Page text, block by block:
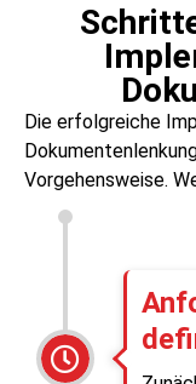
Die erfolgreiche
Vorgehensweise.